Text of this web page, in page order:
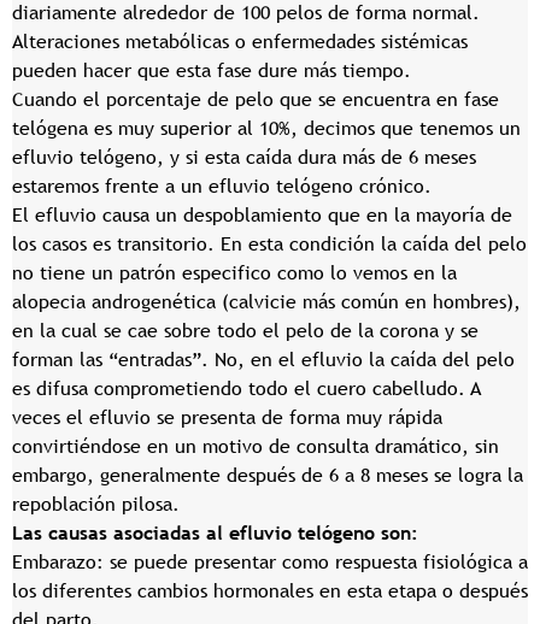
diariamente alrededor de 100 pelos de forma normal.
Alteraciones metabólicas o enfermedades sistémicas
pueden hacer que esta fase dure más tiempo.
Cuando el porcentaje de pelo que se encuentra en fase
telógena es muy superior al 10%, decimos que tenemos un
efluvio telógeno, y si esta caída dura más de 6 meses
estaremos frente a un efluvio telógeno crónico.
El efluvio causa un despoblamiento que en la mayoría de
los casos es transitorio. En esta condición la caída del pelo
no tiene un patrón especifico como lo vemos en la
alopecia androgenética (calvicie más común en hombres),
en la cual se cae sobre todo el pelo de la corona y se
forman las “entradas”. No, en el efluvio la caída del pelo
es difusa comprometiendo todo el cuero cabelludo. A
veces el efluvio se presenta de forma muy rápida
convirtiéndose en un motivo de consulta dramático, sin
embargo, generalmente después de 6 a 8 meses se logra la
repoblación pilosa.
Las causas asociadas al efluvio telógeno son:
Embarazo: se puede presentar como respuesta fisiológica a
los diferentes cambios hormonales en esta etapa o después